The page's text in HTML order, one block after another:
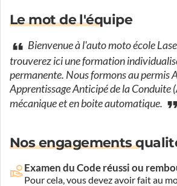
Le mot de l'équipe
Bienvenue à l'auto moto école
trouverez ici une formation
permanente. Nous formons au permis
Apprentissage Anticipé de la Conduite
mécanique et en boite automatique.
Nos engagements
Examen du Code réussi ou
Pour cela, vous devez avoir fait au